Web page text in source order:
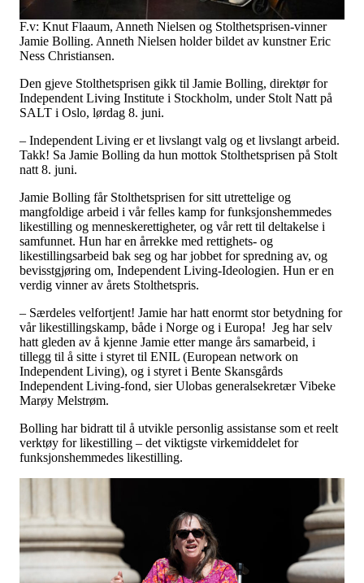
Tall og fakta
Om Uloba
Kontakt Uloba
Supportsenter
F.v: Knut Flaaum, Anneth Nielsen og Stolthetsprisen-vinner
Jamie Bolling. Anneth Nielsen holder bildet av kunstner Eric
Ness Christiansen.
Den gjeve Stolthetsprisen gikk til Jamie Bolling, direktør for
Independent Living Institute i Stockholm, under Stolt Natt på
SALT i Oslo, lørdag 8. juni.
– Independent Living er et livslangt valg og et livslangt arbeid.
Takk! Sa Jamie Bolling da hun mottok Stolthetsprisen på Stolt
natt 8. juni.
Jamie Bolling får Stolthetsprisen for sitt utrettelige og
mangfoldige arbeid i vår felles kamp for funksjonshemmedes
likestilling og menneskerettigheter, og vår rett til deltakelse i
samfunnet. Hun har en årrekke med rettighets- og
likestillingsarbeid bak seg og har jobbet for spredning av, og
bevisstgjøring om, Independent Living-Ideologien. Hun er en
verdig vinner av årets Stolthetspris.
– Særdeles velfortjent! Jamie har hatt enormt stor betydning for
vår likestillingskamp, både i Norge og i Europa! Jeg har selv
hatt gleden av å kjenne Jamie etter mange års samarbeid, i
tillegg til å sitte i styret til ENIL (European network on
Independent Living), og i styret i Bente Skansgårds
Independent Living-fond, sier Ulobas generalsekretær Vibeke
Marøy Melstrøm.
Bolling har bidratt til å utvikle personlig assistanse som et reelt
verktøy for likestilling – det viktigste virkemiddelet for
funksjonshemmedes likestilling.